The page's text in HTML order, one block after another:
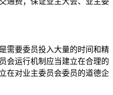
需要委员投入大量的时间和精
会运行机制应当建立在合理的
在对业主委员会委员的道德企